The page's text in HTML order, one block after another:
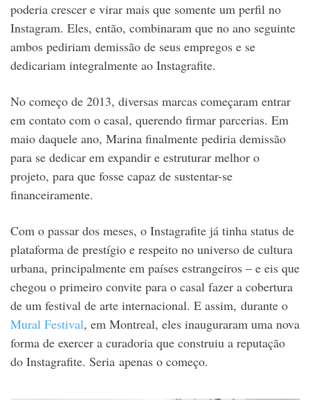
poderia crescer e virar mais que somente um perfil no
Instagram. Eles, então, combinaram que no ano seguinte
ambos pediriam demissão de seus empregos e se
dedicariam integralmente ao Instagrafite.
No começo de 2013, diversas marcas começaram entrar
em contato com o casal, querendo firmar parcerias. Em
maio daquele ano, Marina finalmente pediria demissão
para se dedicar em expandir e estruturar melhor o
projeto, para que fosse capaz de sustentar-se
financeiramente.
Com o passar dos meses, o Instagrafite já tinha status de
plataforma de prestígio e respeito no universo de cultura
urbana, principalmente em países estrangeiros – e eis que
chegou o primeiro convite para o casal fazer a cobertura
de um festival de arte internacional. E assim, durante o
Mural Festival, em Montreal, eles inauguraram uma nova
forma de exercer a curadoria que construiu a reputação
do Instagrafite. Seria apenas o começo.